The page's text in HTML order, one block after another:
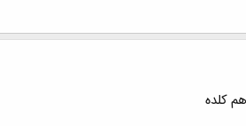
کلده